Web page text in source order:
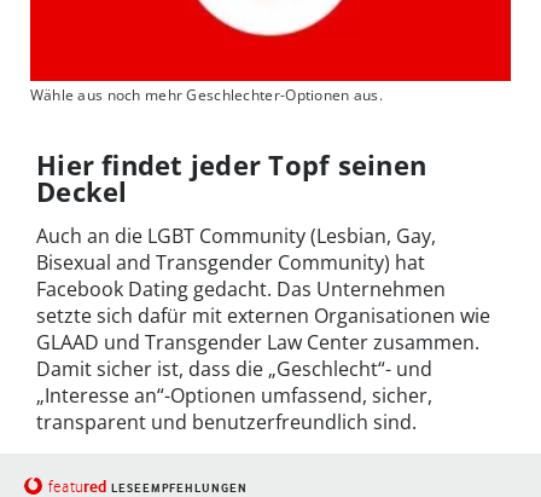
Wähle aus noch mehr Geschlechter-Optionen aus.
Hier findet jeder Topf seinen
Deckel
Auch an die LGBT Community (Lesbian, Gay,
Bisexual and Transgender Community) hat
Facebook Dating gedacht. Das Unternehmen
setzte sich dafür mit externen Organisationen wie
GLAAD und Transgender Law Center zusammen.
Damit sicher ist, dass die „Geschlecht“- und
„Interesse an“-Optionen umfassend, sicher,
transparent und benutzerfreundlich sind.
featured LESEEMPFEHLUNGEN